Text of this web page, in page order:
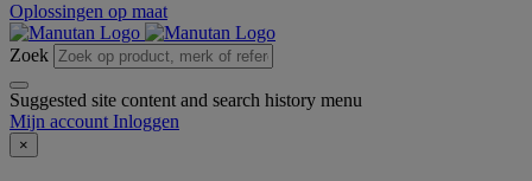
Oplossingen op maat
Zoek
Suggested site content and search history menu
Mijn account Inloggen
×